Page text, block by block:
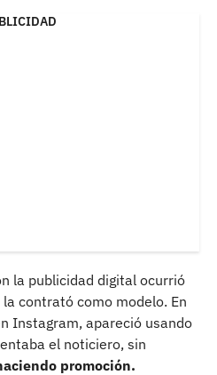
la publicidad digital ocurrió
contrató como modelo. En
Instagram, apareció usando
el noticiero, sin
promoción.